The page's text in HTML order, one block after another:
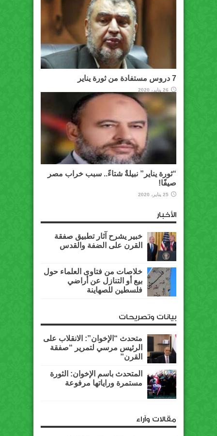
7 دروس مستفادة من ثورة يناير
26 يناير، 2020
“ثورة يناير” نبيلةٌ شتاءً.. سبب خراب مصر
صيفًا!
25 يناير، 2020
الأخبار
خبير يشرح آثار تطبيق صفقة
القرن على الضفة والقدس
خلاصات من فتاوى العلماء حول
بيع أو التنازل عن أراضي
فلسطين للصهاينة
بيانات وتصريحات
متحدث “الإخوان”: الانقلاب على
الرئيس مرسي لتمرير “صفقة
القرن”
المتحدث باسم الإخوان: الثورة
مستمرة وراياتها مرفوعة
مقالات وآراء